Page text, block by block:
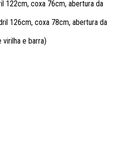
122cm, coxa 76cm, abertura da
126cm, coxa 78cm, abertura da
e barra)